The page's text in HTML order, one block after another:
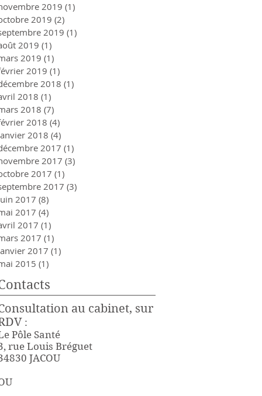
2019 (1)
2019 (2)
2019 (1)
2019 (1)
2019 (1)
2019 (1)
2018 (1)
2018 (1)
2018 (7)
2018 (4)
2018 (4)
2017 (1)
2017 (3)
2017 (1)
2017 (3)
2017 (8)
2017 (4)
2017 (1)
2017 (1)
2017 (1)
2015 (1)
au cabinet, sur
:
Pôle Santé
rue Louis Bréguet
JACOU